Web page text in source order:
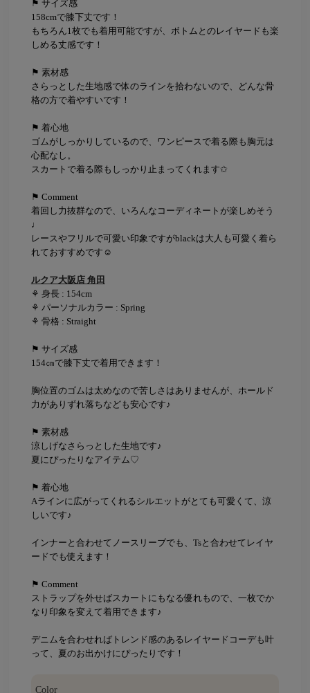
⚑ サイズ感
158cmで膝下丈です！
もちろん1枚でも着用可能ですが、ボトムとのレイヤードも楽
しめる丈感です！
⚑ 素材感
さらっとした生地感で体のラインを拾わないので、どんな骨
格の方で着やすいです！
⚑ 着心地
ゴムがしっかりしているので、ワンピースで着る際も胸元は
心配なし。
スカートで着る際もしっかり止まってくれます✩
⚑ Comment
着回し力抜群なので、いろんなコーディネートが楽しめそう
♩
レースやフリルで可愛い印象ですがblackは大人も可愛く着ら
れておすすめです☺
ルクア大阪店 角田
⚘ 身長 : 154cm
⚘ パーソナルカラー : Spring
⚘ 骨格 : Straight
⚑ サイズ感
154㎝で膝下丈で着用できます！
胸位置のゴムは太めなので苦しさはありませんが、ホールド
力がありずれ落ちなども安心です♪
⚑ 素材感
涼しげなさらっとした生地です♪
夏にぴったりなアイテム♡
⚑ 着心地
Aラインに広がってくれるシルエットがとても可愛くて、涼
しいです♪
インナーと合わせてノースリーブでも、Tsと合わせてレイヤ
ードでも使えます！
⚑ Comment
ストラップを外せばスカートにもなる優れもので、一枚でか
なり印象を変えて着用できます♪
デニムを合わせればトレンド感のあるレイヤードコーデも叶
って、夏のお出かけにぴったりです！
Color